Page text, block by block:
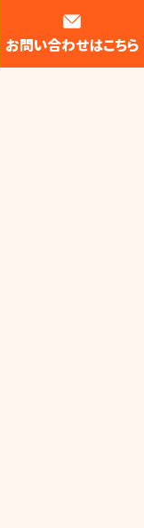
お問い合わせはこちら